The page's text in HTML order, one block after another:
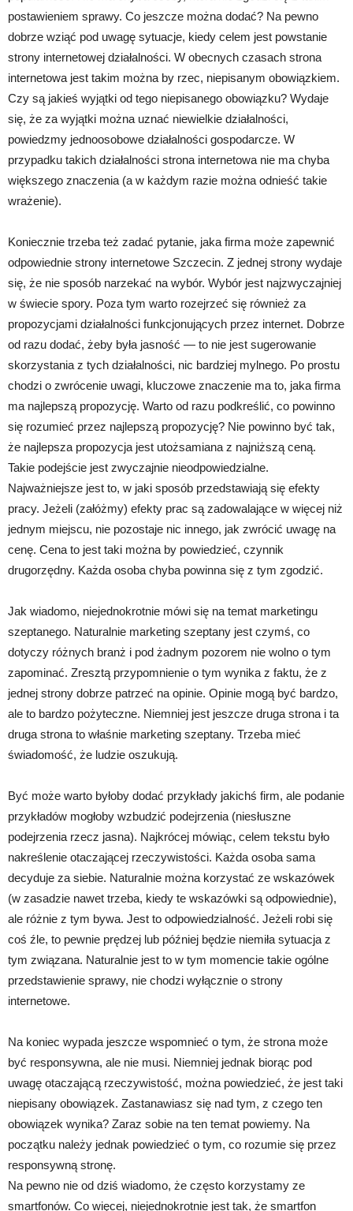
postawieniem sprawy. Co jeszcze można dodać? Na pewno
dobrze wziąć pod uwagę sytuacje, kiedy celem jest powstanie
strony internetowej działalności. W obecnych czasach strona
internetowa jest takim można by rzec, niepisanym obowiązkiem.
Czy są jakieś wyjątki od tego niepisanego obowiązku? Wydaje
się, że za wyjątki można uznać niewielkie działalności,
powiedzmy jednoosobowe działalności gospodarcze. W
przypadku takich działalności strona internetowa nie ma chyba
większego znaczenia (a w każdym razie można odnieść takie
wrażenie).
Koniecznie trzeba też zadać pytanie, jaka firma może zapewnić
odpowiednie strony internetowe Szczecin. Z jednej strony wydaje
się, że nie sposób narzekać na wybór. Wybór jest najzwyczajniej
w świecie spory. Poza tym warto rozejrzeć się również za
propozycjami działalności funkcjonujących przez internet. Dobrze
od razu dodać, żeby była jasność — to nie jest sugerowanie
skorzystania z tych działalności, nic bardziej mylnego. Po prostu
chodzi o zwrócenie uwagi, kluczowe znaczenie ma to, jaka firma
ma najlepszą propozycję. Warto od razu podkreślić, co powinno
się rozumieć przez najlepszą propozycję? Nie powinno być tak,
że najlepsza propozycja jest utożsamiana z najniższą ceną.
Takie podejście jest zwyczajnie nieodpowiedzialne.
Najważniejsze jest to, w jaki sposób przedstawiają się efekty
pracy. Jeżeli (załóżmy) efekty prac są zadowalające w więcej niż
jednym miejscu, nie pozostaje nic innego, jak zwrócić uwagę na
cenę. Cena to jest taki można by powiedzieć, czynnik
drugorzędny. Każda osoba chyba powinna się z tym zgodzić.
Jak wiadomo, niejednokrotnie mówi się na temat marketingu
szeptanego. Naturalnie marketing szeptany jest czymś, co
dotyczy różnych branż i pod żadnym pozorem nie wolno o tym
zapominać. Zresztą przypomnienie o tym wynika z faktu, że z
jednej strony dobrze patrzeć na opinie. Opinie mogą być bardzo,
ale to bardzo pożyteczne. Niemniej jest jeszcze druga strona i ta
druga strona to właśnie marketing szeptany. Trzeba mieć
świadomość, że ludzie oszukują.
Być może warto byłoby dodać przykłady jakichś firm, ale podanie
przykładów mogłoby wzbudzić podejrzenia (niesłuszne
podejrzenia rzecz jasna). Najkrócej mówiąc, celem tekstu było
nakreślenie otaczającej rzeczywistości. Każda osoba sama
decyduje za siebie. Naturalnie można korzystać ze wskazówek
(w zasadzie nawet trzeba, kiedy te wskazówki są odpowiednie),
ale różnie z tym bywa. Jest to odpowiedzialność. Jeżeli robi się
coś źle, to pewnie prędzej lub później będzie niemiła sytuacja z
tym związana. Naturalnie jest to w tym momencie takie ogólne
przedstawienie sprawy, nie chodzi wyłącznie o strony
internetowe.
Na koniec wypada jeszcze wspomnieć o tym, że strona może
być responsywna, ale nie musi. Niemniej jednak biorąc pod
uwagę otaczającą rzeczywistość, można powiedzieć, że jest taki
niepisany obowiązek. Zastanawiasz się nad tym, z czego ten
obowiązek wynika? Zaraz sobie na ten temat powiemy. Na
początku należy jednak powiedzieć o tym, co rozumie się przez
responsywną stronę.
Na pewno nie od dziś wiadomo, że często korzystamy ze
smartfonów. Co więcej, niejednokrotnie jest tak, że smartfon